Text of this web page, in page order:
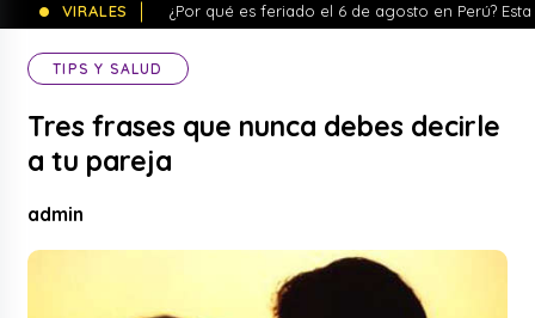
VIRALES
¿Por qué es feriado el 6 de agosto en Perú?
TIPS Y SALUD
Tres frases que nunca debes decirle
a tu pareja
admin